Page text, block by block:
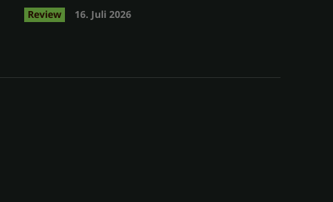
Review 16. Juli 2026